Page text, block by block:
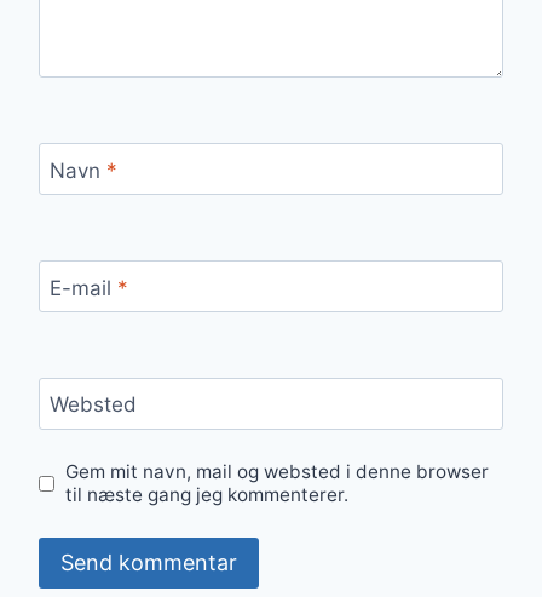
Navn *
E-mail *
Websted
Gem mit navn, mail og websted i denne browser
til næste gang jeg kommenterer.